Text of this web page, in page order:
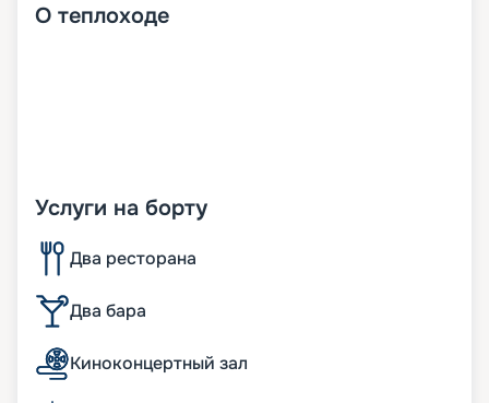
О теплоходе
Услуги на борту
Два ресторана
Два бара
Киноконцертный зал